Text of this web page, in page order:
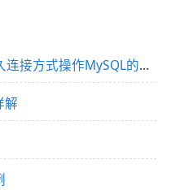
深入探讨:PHP使用数据库永久连接方式操作MySQL的是与非
解